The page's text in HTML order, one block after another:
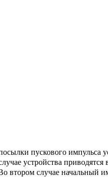
пускового импульса
устройства
втором случае началь­ный